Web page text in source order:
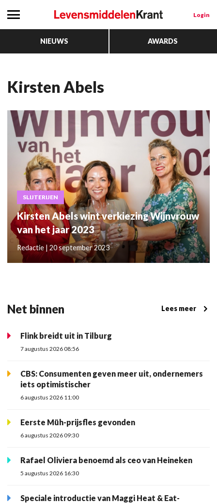
Login
NIEUWS AWARDS
Kirsten Abels
SLIJTERIJEN
Kirsten Abels wint verkiezing Wijnvrouw
van het jaar 2023
Redactie | 20 september 2023
Net binnen Lees meer
Flink breidt uit in Tilburg
7 augustus 2026 08:56
CBS: Consumenten geven meer uit, ondernemers
iets optimistischer
6 augustus 2026 11:00
Eerste Müh-prijsfles gevonden
6 augustus 2026 09:30
Rafael Oliviera benoemd als ceo van Heineken
5 augustus 2026 16:30
Speciale introductie van Maggi Heat & Eat-